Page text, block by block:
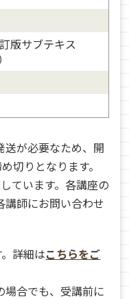
版サブテキス
送が必要なため、開
切りとなります。
ています。各講座の
講師にお問い合わせ
詳細はこちらをご
場合でも、受講前に